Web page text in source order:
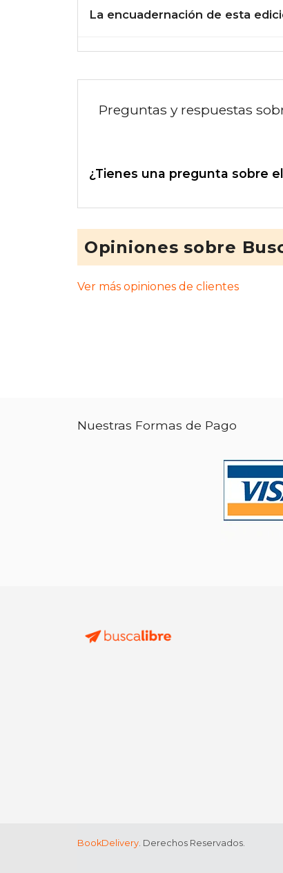
La encuadernación de esta
Preguntas y respuestas
¿Tienes una pregunta sobre
Opiniones sobre
Ver más opiniones de clientes
Nuestras Formas de Pago
BookDelivery. Derechos Reservados.